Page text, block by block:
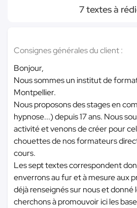
7 textes à
Consignes générales du client :
Bonjour,
Nous sommes un institut de
Montpellier.
Nous proposons des stages en
hypnose...) depuis 17 ans. Nous
activité et venons de créer pour
chouettes de nos formateurs
cours.
Les sept textes correspondent
enverrons au fur et à mesure aux
déjà renseignés sur nous et donné
cherchons à promouvoir ici les